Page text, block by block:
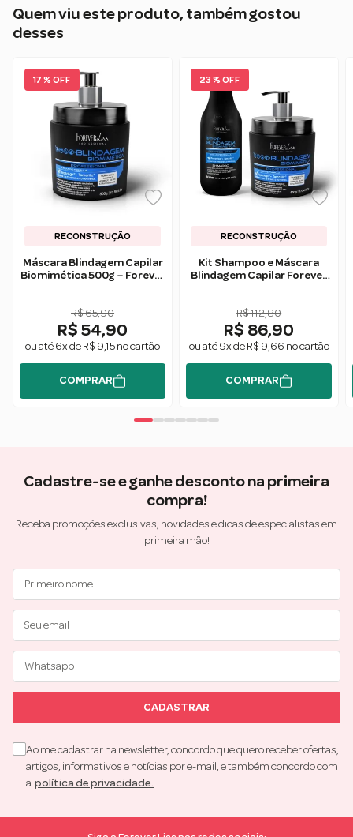
Quem viu este produto, também gostou
desses
17 % OFF
RECONSTRUÇÃO
Máscara Blindagem Capilar
Biomimética 500g – Forever
R$ 65,90
R$ 54,90
ou até 6x de R$ 9,15 no cartão
COMPRAR
23 % OFF
RECONSTRUÇÃO
Kit Shampoo e Máscara
Blindagem Capilar Forever
R$ 112,80
R$ 86,90
ou até 9x de R$ 9,66 no cartão
COMPRAR
Cadastre-se e ganhe desconto na primeira
compra!
Receba promoções exclusivas, novidades e dicas de especialistas em
primeira mão!
CADASTRAR
Ao me cadastrar na newsletter, concordo que quero receber ofertas,
artigos, informativos e notícias por e-mail, e também concordo com
a política de privacidade.